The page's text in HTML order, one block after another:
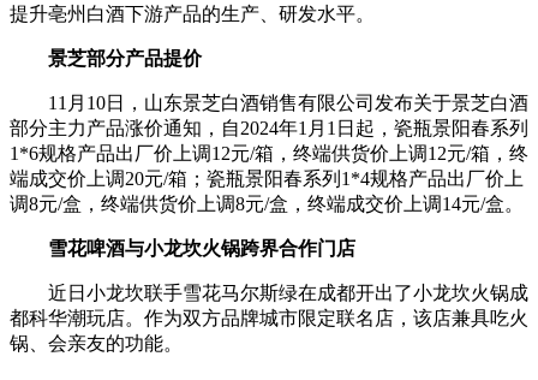
提升亳州白酒下游产品的生产、研发水平。
景芝部分产品提价
11月10日，山东景芝白酒销售有限公司发布关于景芝白酒
部分主力产品涨价通知，自2024年1月1日起，瓷瓶景阳春系列
1*6规格产品出厂价上调12元/箱，终端供货价上调12元/箱，终
端成交价上调20元/箱；瓷瓶景阳春系列1*4规格产品出厂价上
调8元/盒，终端供货价上调8元/盒，终端成交价上调14元/盒。
雪花啤酒与小龙坎火锅跨界合作门店
近日小龙坎联手雪花马尔斯绿在成都开出了小龙坎火锅成
都科华潮玩店。作为双方品牌城市限定联名店，该店兼具吃火
锅、会亲友的功能。